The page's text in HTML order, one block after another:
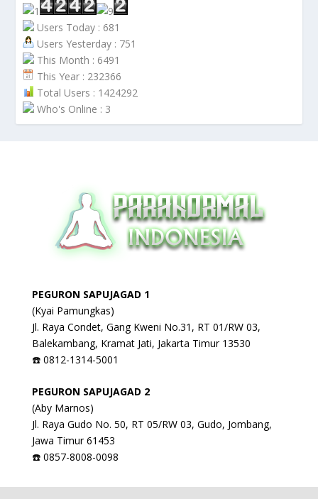
Users Today : 681
Users Yesterday : 751
This Month : 6491
This Year : 232366
Total Users : 1424292
Who's Online : 3
PEGURON SAPUJAGAD 1
(Kyai Pamungkas)
Jl. Raya Condet, Gang Kweni No.31, RT 01/RW 03,
Balekambang, Kramat Jati, Jakarta Timur 13530
☎️ 0812-1314-5001
PEGURON SAPUJAGAD 2
(Aby Marnos)
Jl. Raya Gudo No. 50, RT 05/RW 03, Gudo, Jombang,
Jawa Timur 61453
☎️ 0857-8008-0098